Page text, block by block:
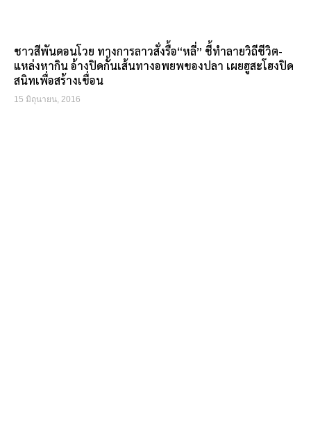
ชาวสีพันดอนโวย ทางการลาวสั่งรื้อ“หลี่” ชี้ทำลายวิถีชีวิต-
แหล่งหากิน อ้างปิดกั้นเส้นทางอพยพของปลา เผยฮูสะโฮงปิด
สนิทเพื่อสร้างเขื่อน
15 มิถุนายน, 2016